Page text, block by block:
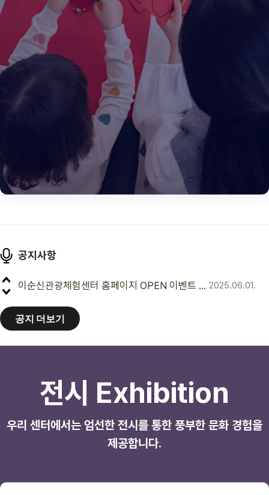
역사와 문화를 쉽고 재미있게 만나실 수 있습니다.
바로가기
특화 프로그램
특별한 날, 특별한 경험! 창의적이고 다채로운 특화
프로그램으로 이순신 장군의 정신과 문화를 색다르게
체험해 보세요.
공지사항
이순신센터 운영 프로그램 및 체험 모집안내
이순신관광체험센터 홈페이지 OPEN 이벤트 안내 2025.06.01.
이순신센터 운영 프로그램 및 체험 모집안내
이순신관광체험센터 홈페이지 OPEN 이벤트 안내 2025.06.01.
공지 더보기
전시 Exhibition
우리 센터에서는 엄선한 전시를 통한 풍부한 문화 경험을
제공합니다.